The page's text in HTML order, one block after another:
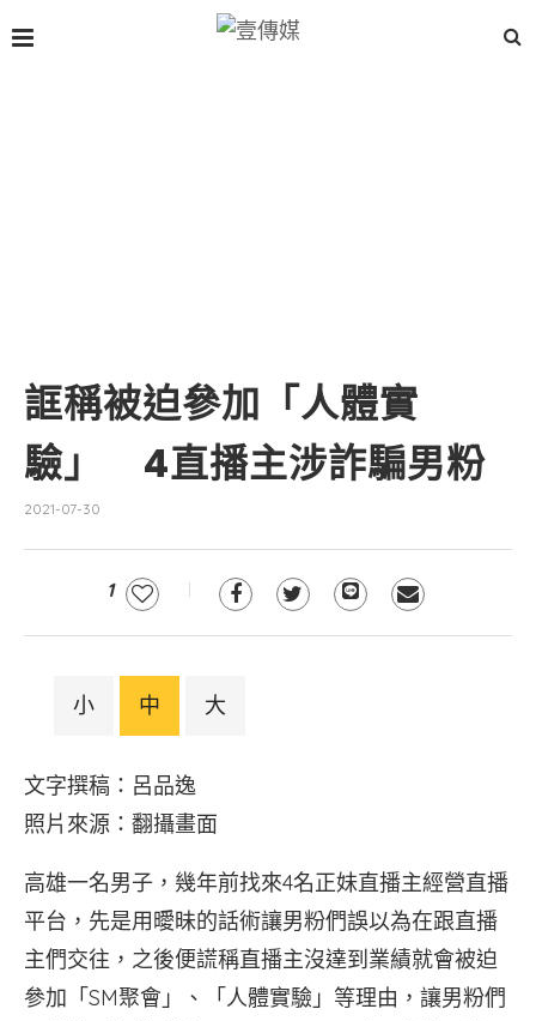
誆稱被迫參加「人體實
驗」 4直播主涉詐騙男粉
2021-07-30
1
小 中 大
文字撰稿：呂品逸
照片來源：翻攝畫面
高雄一名男子，幾年前找來4名正妹直播主經營直播
平台，先是用曖昧的話術讓男粉們誤以為在跟直播
主們交往，之後便謊稱直播主沒達到業績就會被迫
參加「SM聚會」、「人體實驗」等理由，讓男粉們